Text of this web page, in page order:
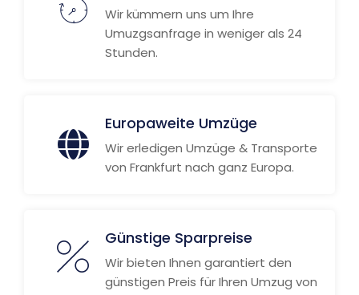
Wir kümmern uns um Ihre
Umuzgsanfrage in weniger als 24
Stunden.
Europaweite Umzüge
Wir erledigen Umzüge & Transporte
von Frankfurt nach ganz Europa.
Günstige Sparpreise
Wir bieten Ihnen garantiert den
günstigen Preis für Ihren Umzug von